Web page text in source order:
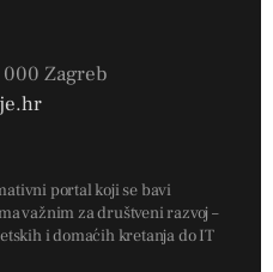
000 Zagreb
portal koji se bavi
važnim za društveni razvoj –
i domaćih kretanja do IT